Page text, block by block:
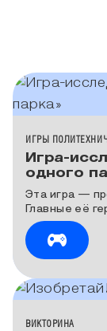
КАТЕГОРИЯ МЕДИА
ИГРЫ
Игра-
одного
Эта игра —
Главные её
окружающего
КАТЕГОРИЯ МЕДИА
ВИКТОРИНА